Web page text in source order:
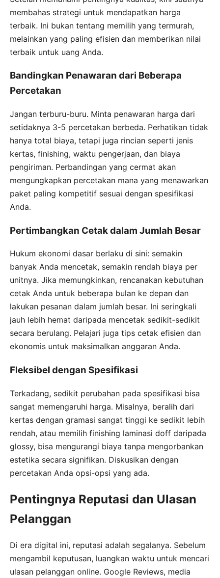
membahas strategi untuk mendapatkan harga
terbaik. Ini bukan tentang memilih yang termurah,
melainkan yang paling efisien dan memberikan nilai
terbaik untuk uang Anda.
Bandingkan Penawaran dari Beberapa
Percetakan
Jangan terburu-buru. Minta penawaran harga dari
setidaknya 3-5 percetakan berbeda. Perhatikan tidak
hanya total biaya, tetapi juga rincian seperti jenis
kertas, finishing, waktu pengerjaan, dan biaya
pengiriman. Perbandingan yang cermat akan
mengungkapkan percetakan mana yang menawarkan
paket paling kompetitif sesuai dengan spesifikasi
Anda.
Pertimbangkan Cetak dalam Jumlah Besar
Hukum ekonomi dasar berlaku di sini: semakin
banyak Anda mencetak, semakin rendah biaya per
unitnya. Jika memungkinkan, rencanakan kebutuhan
cetak Anda untuk beberapa bulan ke depan dan
lakukan pesanan dalam jumlah besar. Ini seringkali
jauh lebih hemat daripada mencetak sedikit-sedikit
secara berulang. Pelajari juga tips cetak efisien dan
ekonomis untuk maksimalkan anggaran Anda.
Fleksibel dengan Spesifikasi
Terkadang, sedikit perubahan pada spesifikasi bisa
sangat memengaruhi harga. Misalnya, beralih dari
kertas dengan gramasi sangat tinggi ke sedikit lebih
rendah, atau memilih finishing laminasi doff daripada
glossy, bisa mengurangi biaya tanpa mengorbankan
estetika secara signifikan. Diskusikan dengan
percetakan Anda opsi-opsi yang ada.
Pentingnya Reputasi dan Ulasan
Pelanggan
Di era digital ini, reputasi adalah segalanya. Sebelum
mengambil keputusan, luangkan waktu untuk mencari
ulasan pelanggan online. Google Reviews, media